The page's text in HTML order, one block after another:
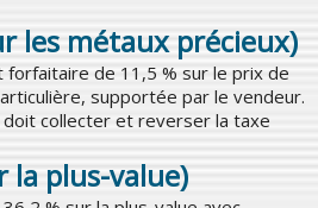
les métaux précieux)
forfaitaire de 11,5 % sur le prix de
supportée par le vendeur.
doit collecter et reverser la taxe
la plus-value)